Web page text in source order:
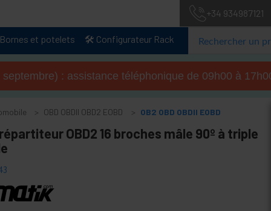
+34 934987121
Bornes et potelets 🛠️ Configurateur Rack
: assistance téléphonique de 09h00 à
OBD OBDII OBD2 EOBD OB2 OBD OBDII EOBD
OBD2 16 broches mâle 90º à triple